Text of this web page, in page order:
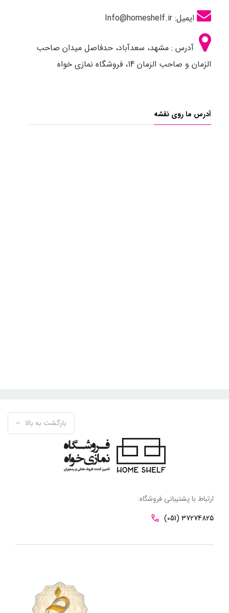
ایمیل: Info@homeshelf.ir
آدرس : مشهد، سعدآباد، حدفاصل میدان صاحب
الزمان و صاحب الزمان 14، فروشگاه نمازی خواه
آدرس ما روی نقشه
بازگشت به بالا
ارتباط با پشتیبانی فروشگاه:
(051) 37274825